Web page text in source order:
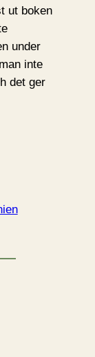
ut boken
under
inte
det ger